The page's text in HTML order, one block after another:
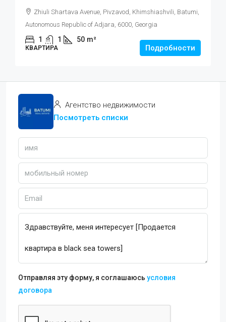
Zhiuli Shartava Avenue, Pivzavod, Khimshiashvili, Batumi,
Autonomous Republic of Adjara, 6000, Georgia
1 1 50 m²
КВАРТИРА Подробности
Агентство недвижимости
Посмотреть списки
Отправляя эту форму, я соглашаюсь условия
договора